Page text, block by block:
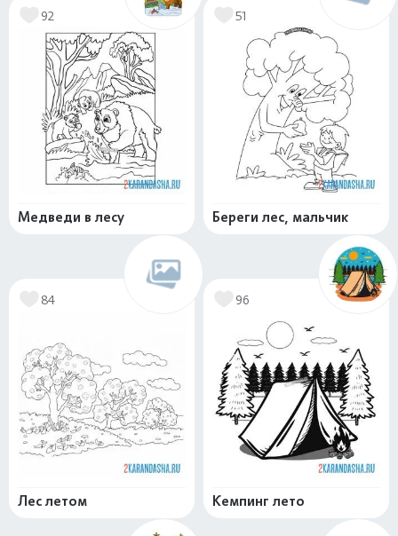
92
Медведи в лесу
51
Береги лес, мальчик
84
Лес летом
96
Кемпинг лето